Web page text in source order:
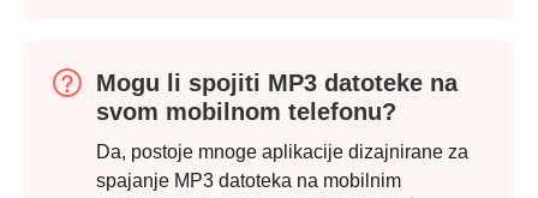
Korak 2.
Mogu li spojiti MP3 datoteke na
svom mobilnom telefonu?
Da, postoje mnoge aplikacije dizajnirane za
spajanje MP3 datoteka na mobilnim